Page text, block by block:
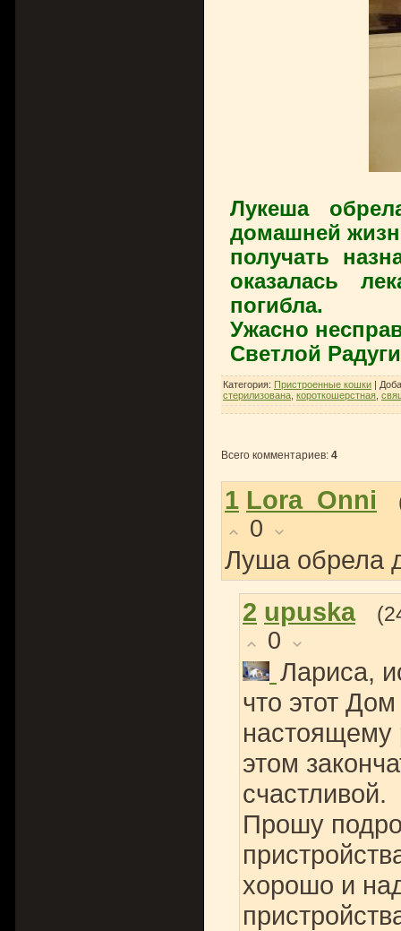
Лукеша
домашней
получать
оказалась
погибла.
Ужасно
Светлой
Категория: Пристроенные кошки |
стерилизована короткошерстная
Всего комментариев: 4
1 Lora_Onni
0
Луша обрела
2 upuska
0
Лариса,
что этот
настоящему
этом
счастливой.
Прошу
хорошо и